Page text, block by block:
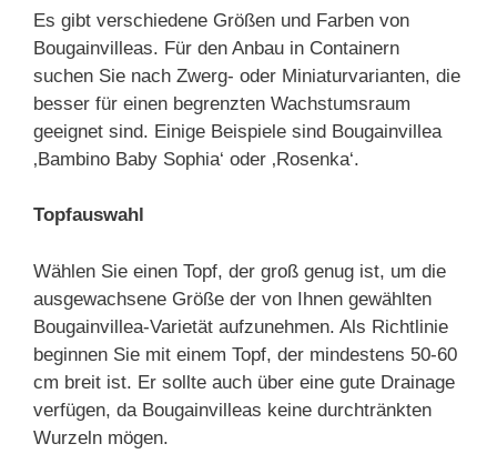
Es gibt verschiedene Größen und Farben von
Bougainvilleas. Für den Anbau in Containern
suchen Sie nach Zwerg- oder Miniaturvarianten, die
besser für einen begrenzten Wachstumsraum
geeignet sind. Einige Beispiele sind Bougainvillea
‚Bambino Baby Sophia‘ oder ‚Rosenka‘.
Topfauswahl
Wählen Sie einen Topf, der groß genug ist, um die
ausgewachsene Größe der von Ihnen gewählten
Bougainvillea-Varietät aufzunehmen. Als Richtlinie
beginnen Sie mit einem Topf, der mindestens 50-60
cm breit ist. Er sollte auch über eine gute Drainage
verfügen, da Bougainvilleas keine durchtränkten
Wurzeln mögen.